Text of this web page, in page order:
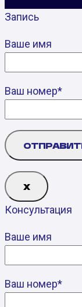
Запись
Ваше имя
Ваш номер*
Х
Консультация
Ваше имя
Ваш номер*